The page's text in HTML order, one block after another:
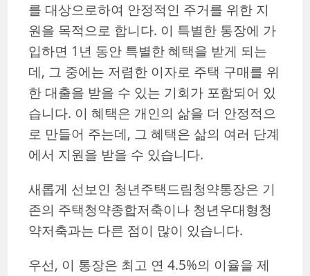
를 대상으로하여 안정적인 주거를 위한 지
원을 목적으로 합니다. 이 특별한 통장에 가
입하면 1년 동안 특별한 혜택을 받게 되는
데, 그 중에는 저렴한 이자로 주택 구매를 위
한 대출을 받을 수 있는 기회가 포함되어 있
습니다. 이 혜택은 개인의 삶을 더 안정적으
로 만들어 주는데, 그 혜택은 삶의 여러 단계
에서 지원을 받을 수 있습니다.
새롭게 선보인 청년주택드림청약통장은 기
존의 주택청약종합저축이나 청년우대형청
약저축과는 다른 점이 많이 있습니다.
우선, 이 통장은 최고 연 4.5%의 이율을 제